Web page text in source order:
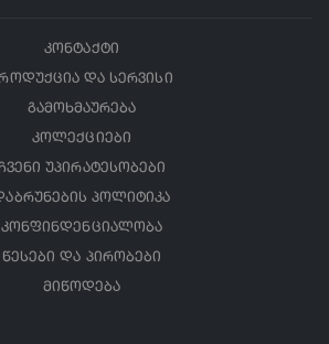
კონტაქტი
და სერვისი
გამოხმაურება
კოლექციები
უპირატესობები
პოლიტიკა
კონფინდენციალობა
წესები და პირობები
მიწოდება